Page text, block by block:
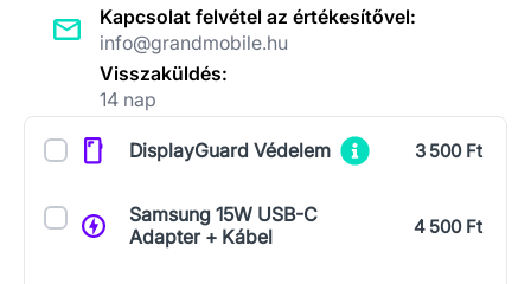
Kapcsolat felvétel az értékesítővel:
info@grandmobile.hu
Visszaküldés:
14 nap
KiegészítőkDisplayGuard Védelem 3 500 Ft
Samsung 15W USB-C
Adapter + Kábel
4 500 Ft